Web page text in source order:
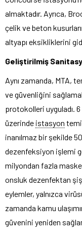
almaktadır. Ayrıca,
çelik ve beton
altyapı eksikliklerini
Geliştirilmiş
Aynı zamanda, MTA,
ve güvenliğini
protokolleri uyguladı. 6
üzerinde istasyon
inanılmaz bir şekilde
dezenfeksiyon işlemi
milyondan fazla
onsluk dezenfektan
eylemler, yalnızca
zamanda kamu
güvenini yeniden